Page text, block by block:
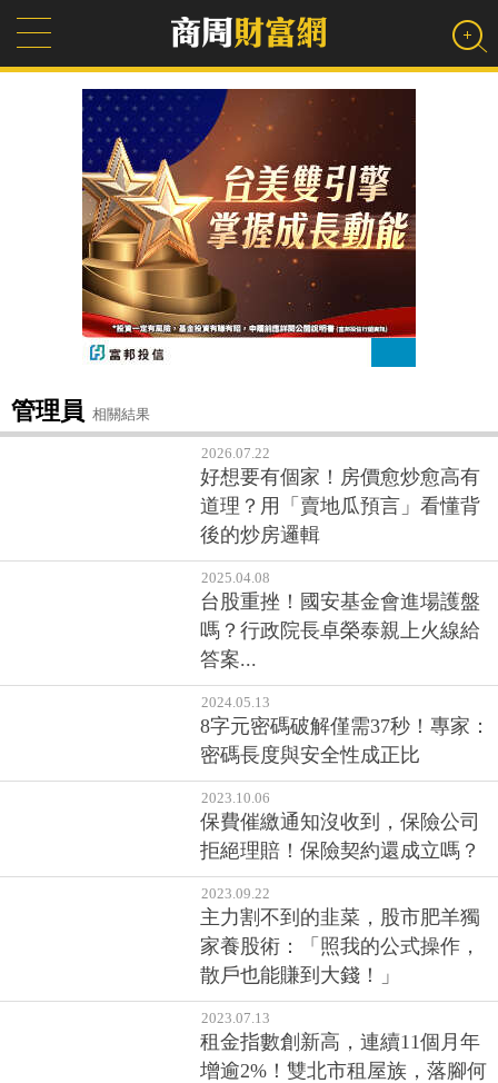
管理員 相關結果
2026.07.22
好想要有個家！房價愈炒愈高有
道理？用「賣地瓜預言」看懂背
後的炒房邏輯
2025.04.08
台股重挫！國安基金會進場護盤
嗎？行政院長卓榮泰親上火線給
答案...
2024.05.13
8字元密碼破解僅需37秒！專家：
密碼長度與安全性成正比
2023.10.06
保費催繳通知沒收到，保險公司
拒絕理賠！保險契約還成立嗎？
2023.09.22
主力割不到的韭菜，股市肥羊獨
家養股術：「照我的公式操作，
散戶也能賺到大錢！」
2023.07.13
租金指數創新高，連續11個月年
增逾2%！雙北市租屋族，落腳何